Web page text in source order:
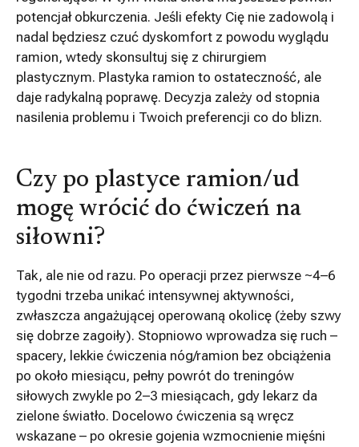
potencjał obkurczenia. Jeśli efekty Cię nie zadowolą i
nadal będziesz czuć dyskomfort z powodu wyglądu
ramion, wtedy skonsultuj się z chirurgiem
plastycznym. Plastyka ramion to ostateczność, ale
daje radykalną poprawę. Decyzja zależy od stopnia
nasilenia problemu i Twoich preferencji co do blizn.
Czy po plastyce ramion/ud
mogę wrócić do ćwiczeń na
siłowni?
Tak, ale nie od razu. Po operacji przez pierwsze ~4–6
tygodni trzeba unikać intensywnej aktywności,
zwłaszcza angażującej operowaną okolicę (żeby szwy
się dobrze zagoiły). Stopniowo wprowadza się ruch –
spacery, lekkie ćwiczenia nóg/ramion bez obciążenia
po około miesiącu, pełny powrót do treningów
siłowych zwykle po 2–3 miesiącach, gdy lekarz da
zielone światło. Docelowo ćwiczenia są wręcz
wskazane – po okresie gojenia wzmocnienie mięśni